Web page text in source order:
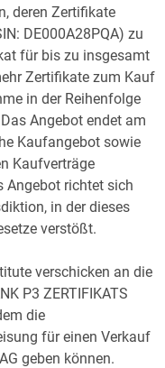
deren Zertifikate
DE000A28PQA) zu
für bis zu insgesamt
Zertifikate zum Kauf
in der Reihenfolge
Angebot endet am
Kaufangebot sowie
Kaufverträge
Angebot richtet sich
in der dieses
verstößt.
verschicken an die
P3 ZERTIFIKATS
die
für einen Verkauf
geben können.